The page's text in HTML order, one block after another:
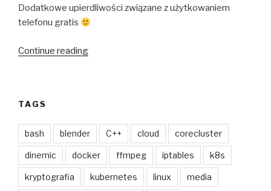
Dodatkowe upierdliwości związane z użytkowaniem
telefonu gratis
Continue reading“Trochę
TAGS
bash blender C++ cloud corecluster
dinemic docker ffmpeg iptables k8s
kryptografia kubernetes linux media